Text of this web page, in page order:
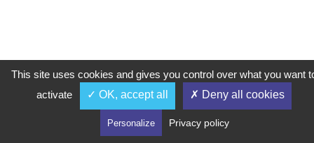
This site uses cookies and gives you control over what you want
activate
✓ OK, accept all ✗ Deny all cookies
Personalize Privacy policy